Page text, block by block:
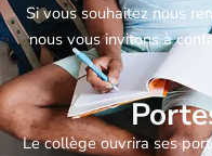
Si vous souhaitez nous
nous vous invitons à
Le collège ouvrira ses